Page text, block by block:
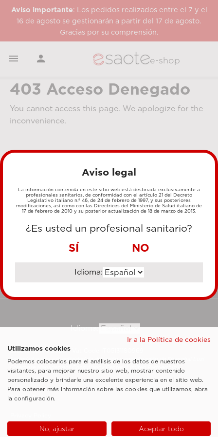
Aviso importante: Los pedidos realizados entre el 7 y el
16 de agosto se gestionarán a partir del 17 de agosto.
Gracias por su comprensión.
  e-shop
403 Acceso Denegado
You cannot access this page. We apologize for the
inconvenience.
MÉTODOS DE PAGO
TRANSFERENCIA BANCARIA
Idioma:
Esaote SpA ©2026 - Vat Code IT05131180969
Sociedad sujeta a la actividad de dirección y coordinación de Shanghai Luzi
Enterprise Management Consultancy Center (Limited Partnership)
Notas legales
Cookie Policy
Aviso legal
La información contenida en este sitio web está destinada exclusivamente a
profesionales sanitarios, de conformidad con el artículo 21 del Decreto
Legislativo italiano n.º 46, de 24 de febrero de 1997, y sus posteriores
modificaciones, así como con las Directrices del Ministerio de Salud italiano de
17 de febrero de 2010 y su posterior actualización de 18 de marzo de 2013.
¿Es usted un profesional sanitario?
SÍ NO
Idioma:
Ir a la Política de cookies
Utilizamos cookies
Podemos colocarlos para el análisis de los datos de nuestros
visitantes, para mejorar nuestro sitio web, mostrar contenido
personalizado y brindarle una excelente experiencia en el sitio web.
Para obtener más información sobre las cookies que utilizamos, abra
la configuración.
No, ajustar Aceptar todo